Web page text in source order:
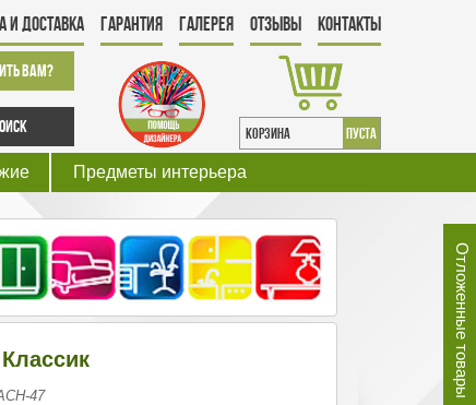
Вам?
КОРЗИНА пуста
и Доставка Гарантия Галерея Отзывы Контакты
Предметы интерьера
47
Отложенные товары